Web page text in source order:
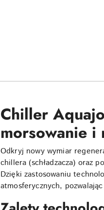
Chiller
morsowanie i
Odkryj nowy wymiar
chillera (schładzacza) oraz
Dzięki zastosowaniu
atmosferycznych,